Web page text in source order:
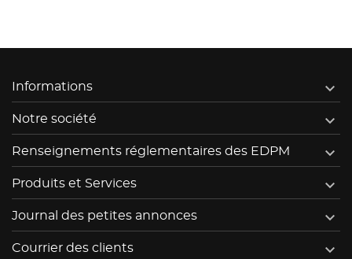
Informations 
Notre société 
Renseignements réglementaires des EDPM 
Produits et Services 
Journal des petites annonces 
Courrier des clients 